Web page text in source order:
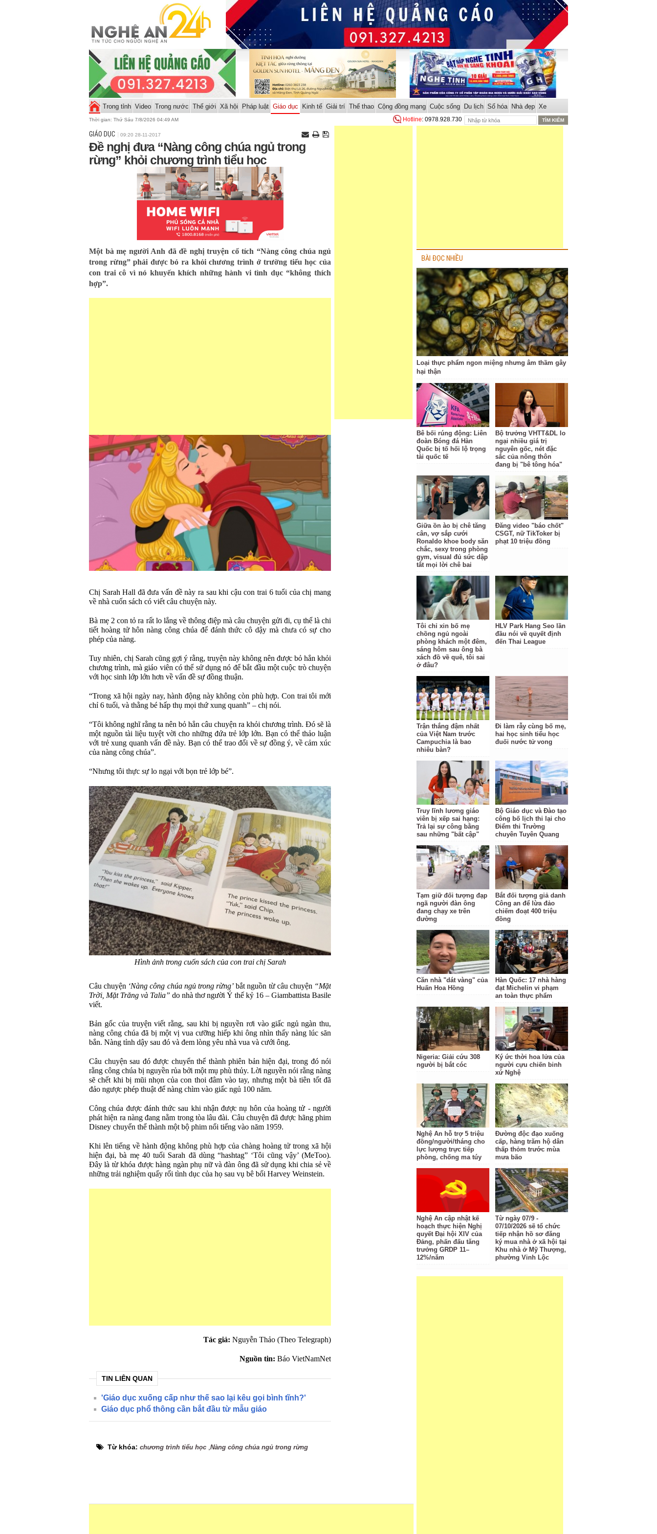
Trong tỉnh Video Trong nước Thế giới Xã hội Pháp luật Giáo dục Kinh tế Giải trí Thể thao Cộng đồng mạng Cuộc sống Du lịch Số hóa Nhà đẹp Xe
Thời gian: Thứ Sáu 7/8/2026 04:49 AM Hotline: 0978.928.730
GIÁO DỤC 09:20 28-11-2017
Đề nghị đưa “Nàng công chúa ngủ trong
rừng” khỏi chương trình tiểu học
Một bà mẹ người Anh đã đề nghị truyện cổ tích “Nàng công chúa ngủ
trong rừng” phải được bỏ ra khỏi chương trình ở trường tiểu học của
con trai cô vì nó khuyến khích những hành vi tình dục “không thích
hợp”.
Chị Sarah Hall đã đưa vấn đề này ra sau khi cậu con trai 6 tuổi của chị mang
về nhà cuốn sách có viết câu chuyện này.
Bà mẹ 2 con tỏ ra rất lo lắng về thông điệp mà câu chuyện gửi đi, cụ thể là chi
tiết hoàng tử hôn nàng công chúa để đánh thức cô dậy mà chưa có sự cho
phép của nàng.
Tuy nhiên, chị Sarah cũng gợi ý rằng, truyện này không nên được bỏ hẳn khỏi
chương trình, mà giáo viên có thể sử dụng nó để bắt đầu một cuộc trò chuyện
với học sinh lớp lớn hơn về vấn đề sự đồng thuận.
“Trong xã hội ngày nay, hành động này không còn phù hợp. Con trai tôi mới
chỉ 6 tuổi, và thằng bé hấp thụ mọi thứ xung quanh” – chị nói.
“Tôi không nghĩ rằng ta nên bỏ hẳn câu chuyện ra khỏi chương trình. Đó sẽ là
một nguồn tài liệu tuyệt vời cho những đứa trẻ lớp lớn. Bạn có thể thảo luận
với trẻ xung quanh vấn đề này. Bạn có thể trao đổi về sự đồng ý, về cảm xúc
của nàng công chúa”.
“Nhưng tôi thực sự lo ngại với bọn trẻ lớp bé”.
Hình ảnh trong cuốn sách của con trai chị Sarah
Câu chuyện ‘Nàng công chúa ngủ trong rừng’ bắt nguồn từ câu chuyện “Mặt
Trời, Mặt Trăng và Talia” do nhà thơ người Ý thế kỷ 16 – Giambattista Basile
viết.
Bản gốc của truyện viết rằng, sau khi bị nguyền rơi vào giấc ngủ ngàn thu,
nàng công chúa đã bị một vị vua cưỡng hiếp khi ông nhìn thấy nàng lúc săn
bắn. Nàng tỉnh dậy sau đó và đem lòng yêu nhà vua và cưới ông.
Câu chuyện sau đó được chuyển thể thành phiên bản hiện đại, trong đó nói
rằng công chúa bị nguyền rủa bởi một mụ phù thủy. Lời nguyền nói rằng nàng
sẽ chết khi bị mũi nhọn của con thoi đâm vào tay, nhưng một bà tiên tốt đã
đảo ngược phép thuật để nàng chìm vào giấc ngủ 100 năm.
Công chúa được đánh thức sau khi nhận được nụ hôn của hoàng tử - người
phát hiện ra nàng đang nằm trong tòa lâu đài. Câu chuyện đã được hãng phim
Disney chuyển thể thành một bộ phim nổi tiếng vào năm 1959.
Khi lên tiếng về hành động không phù hợp của chàng hoàng tử trong xã hội
hiện đại, bà mẹ 40 tuổi Sarah đã dùng “hashtag” ‘Tôi cũng vậy’ (MeToo).
Đây là từ khóa được hàng ngàn phụ nữ và đàn ông đã sử dụng khi chia sẻ về
những trải nghiệm quấy rối tình dục của họ sau vụ bê bối Harvey Weinstein.
Tác giả: Nguyễn Thảo (Theo Telegraph)
Nguồn tin: Báo VietNamNet
TIN LIÊN QUAN
'Giáo dục xuống cấp như thế sao lại kêu gọi bình tĩnh?'
Giáo dục phổ thông cần bắt đầu từ mẫu giáo
Từ khóa: chương trình tiểu học Nàng công chúa ngủ trong rừng
BÀI ĐỌC NHIỀU
Loại thực phẩm ngon miệng nhưng âm thầm gây
hại thận
Bê bối rúng động: Liên
đoàn Bóng đá Hàn
Quốc bị tố hối lộ trọng
tài quốc tế
Bộ trưởng VHTT&DL lo
ngại nhiều giá trị
nguyên gốc, nét đặc
sắc của nông thôn
đang bị "bê tông hóa"
Giữa ồn ào bị chê tăng
cân, vợ sắp cưới
Ronaldo khoe body săn
chắc, sexy trong phòng
gym, visual đủ sức dập
tắt mọi lời chê bai
Đăng video "báo chốt"
CSGT, nữ TikToker bị
phạt 10 triệu đồng
Tôi chỉ xin bố mẹ
chồng ngủ ngoài
phòng khách một đêm,
sáng hôm sau ông bà
xách đồ về quê, tôi sai
ở đâu?
HLV Park Hang Seo lần
đầu nói về quyết định
đến Thai League
Trận thắng đậm nhất
của Việt Nam trước
Campuchia là bao
nhiêu bàn?
Đi làm rẫy cùng bố mẹ,
hai học sinh tiểu học
đuối nước tử vong
Truy lĩnh lương giáo
viên bị xếp sai hạng:
Trả lại sự công bằng
sau những "bất cập"
Bộ Giáo dục và Đào tạo
công bố lịch thi lại cho
Điểm thi Trường
chuyên Tuyên Quang
Tạm giữ đối tượng đạp
ngã người đàn ông
đang chạy xe trên
đường
Bắt đối tượng giả danh
Công an để lừa đảo
chiếm đoạt 400 triệu
đồng
Căn nhà "dát vàng" của
Huấn Hoa Hồng
Hàn Quốc: 17 nhà hàng
đạt Michelin vi phạm
an toàn thực phẩm
Nigeria: Giải cứu 308
người bị bắt cóc
Ký ức thời hoa lửa của
người cựu chiến binh
xứ Nghệ
Nghệ An hỗ trợ 5 triệu
đồng/người/tháng cho
lực lượng trực tiếp
phòng, chống ma túy
Đường độc đạo xuống
cấp, hàng trăm hộ dân
thấp thỏm trước mùa
mưa bão
Nghệ An cập nhật kế
hoạch thực hiện Nghị
quyết Đại hội XIV của
Đảng, phấn đấu tăng
trưởng GRDP 11–
12%/năm
Từ ngày 07/9 -
07/10/2026 sẽ tổ chức
tiếp nhận hồ sơ đăng
ký mua nhà ở xã hội tại
Khu nhà ở Mỹ Thượng,
phường Vinh Lộc